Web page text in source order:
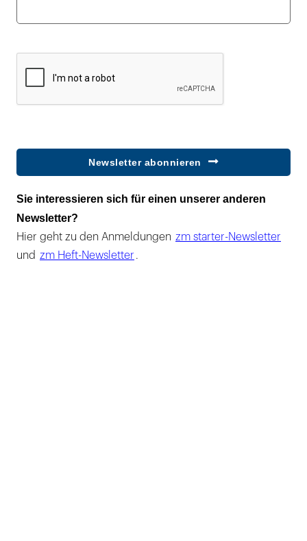
Newsletter abonnieren
Sie interessieren sich für einen unserer anderen
Newsletter?
Hier geht zu den Anmeldungen zm starter-Newsletter
und zm Heft-Newsletter .